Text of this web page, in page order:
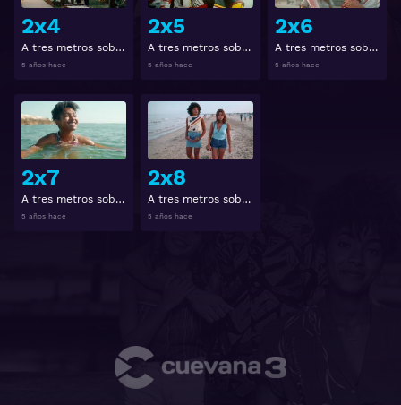
2x4
A tres metros sobre el cielo: La serie 2x4
5 años hace
2x5
A tres metros sobre el cielo: La serie 2x5
5 años hace
2x6
A tres metros sobre el cielo: La serie 2x6
5 años hace
2x7
A tres metros sobre el cielo: La serie 2x7
5 años hace
2x8
A tres metros sobre el cielo: La serie 2x8
5 años hace